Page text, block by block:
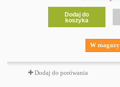
Dodaj do
koszyka
W
Dodaj do porówania